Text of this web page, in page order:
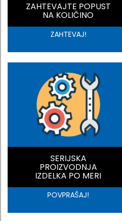
ZAHTEVAJTE POPUST
NA KOLIČINO
ZAHTEVAJ!
SERIJSKA
PROIZVODNJA
IZDELKA PO MERI
POVPRAŠAJ!